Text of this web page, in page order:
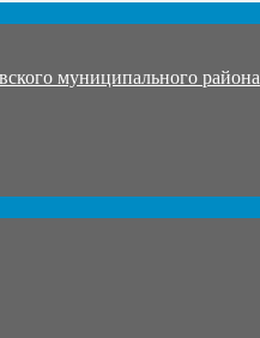
муниципального района